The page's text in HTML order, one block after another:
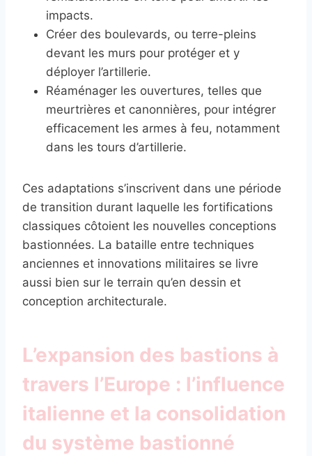
impacts.
Créer des boulevards, ou terre-pleins
devant les murs pour protéger et y
déployer l’artillerie.
Réaménager les ouvertures, telles que
meurtrières et canonnières, pour intégrer
efficacement les armes à feu, notamment
dans les tours d’artillerie.
Ces adaptations s’inscrivent dans une période
de transition durant laquelle les fortifications
classiques côtoient les nouvelles conceptions
bastionnées. La bataille entre techniques
anciennes et innovations militaires se livre
aussi bien sur le terrain qu’en dessin et
conception architecturale.
L’expansion des bastions à
travers l’Europe : l’influence
italienne et la consolidation
du système bastionné